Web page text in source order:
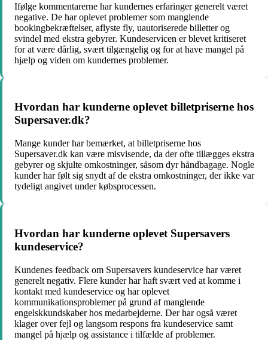
Ifølge kommentarerne har kundernes erfaringer generelt været
negative. De har oplevet problemer som manglende
bookingbekræftelser, aflyste fly, uautoriserede billetter og
svindel med ekstra gebyrer. Kundeservicen er blevet kritiseret
for at være dårlig, svært tilgængelig og for at have mangel på
hjælp og viden om kundernes problemer.
Hvordan har kunderne oplevet billetpriserne hos
Supersaver.dk?
Mange kunder har bemærket, at billetpriserne hos
Supersaver.dk kan være misvisende, da der ofte tillægges ekstra
gebyrer og skjulte omkostninger, såsom dyr håndbagage. Nogle
kunder har følt sig snydt af de ekstra omkostninger, der ikke var
tydeligt angivet under købsprocessen.
Hvordan har kunderne oplevet Supersavers
kundeservice?
Kundenes feedback om Supersavers kundeservice har været
generelt negativ. Flere kunder har haft svært ved at komme i
kontakt med kundeservice og har oplevet
kommunikationsproblemer på grund af manglende
engelskkundskaber hos medarbejderne. Der har også været
klager over fejl og langsom respons fra kundeservice samt
mangel på hjælp og assistance i tilfælde af problemer.